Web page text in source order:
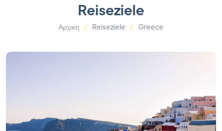
Reiseziele
Αρχικη Reiseziele Greece